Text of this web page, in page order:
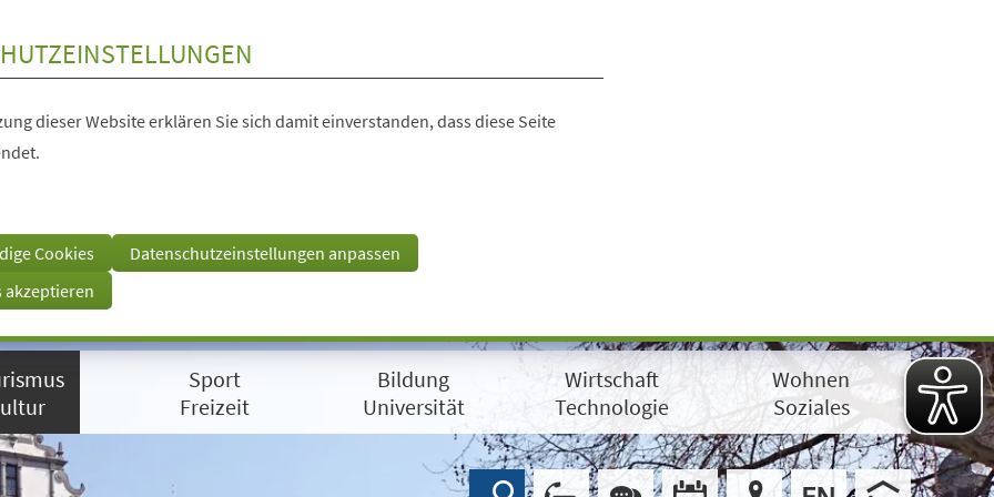
dieser Website erklären Sie sich damit einverstanden, dass diese Seite
Cookies
Datenschutzeinstellungen anpassen
akzeptieren
Sport
Freizeit
Bildung
Universität
Wirtschaft
Technologie
Wohnen
Soziales